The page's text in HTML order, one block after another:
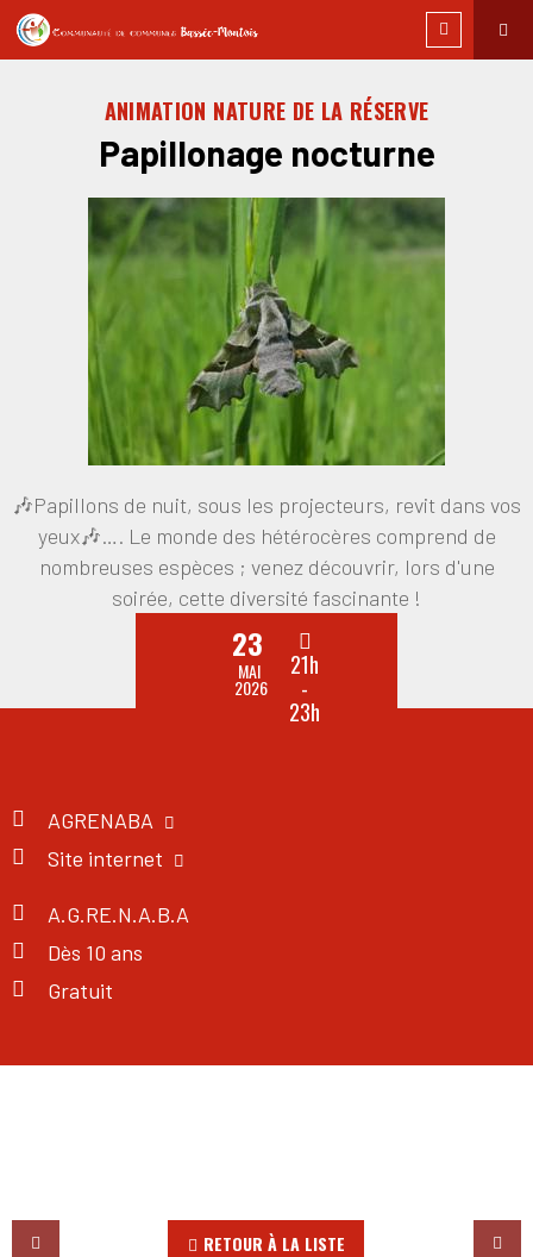
ANIMATION NATURE DE LA RÉSERVE
Papillonage nocturne
🎶Papillons de nuit, sous les projecteurs, revit dans vos
yeux🎶…. Le monde des hétérocères comprend de
nombreuses espèces ; venez découvrir, lors d'une
soirée, cette diversité fascinante !
23
MAI
2026
21h
-
23h
AGRENABA
Site internet
A.G.RE.N.A.B.A
Dès 10 ans
Gratuit
RETOUR À LA LISTE